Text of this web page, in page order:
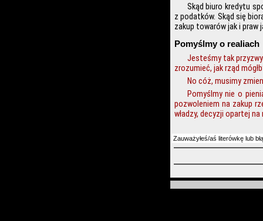
Skąd biuro kredytu
z podatków. Skąd się
zakup towarów jak i praw
Pomyślmy o realiach
Jesteśmy tak
zrozumieć, jak rząd
No cóż, musimy
Pomyślmy nie o
pozwoleniem na zakup
władzy, decyzji opartej
Zauważyłeś/aś literówkę lub